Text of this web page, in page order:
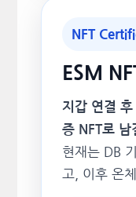
NFT
ESM
지갑 연결
증 NFT로 남
현재는 DB
고, 이후 온